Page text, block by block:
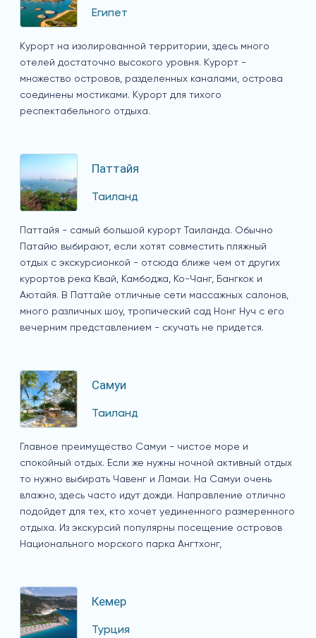
Египет
Курорт на изолированной территории, здесь много
отелей достаточно высокого уровня. Курорт -
множество островов, разделенных каналами, острова
соединены мостиками. Курорт для тихого
респектабельного отдыха.
Паттайя
Таиланд
Паттайя - самый большой курорт Таиланда. Обычно
Патайю выбирают, если хотят совместить пляжный
отдых с экскурсионкой - отсюда ближе чем от других
курортов река Квай, Камбоджа, Ко-Чанг, Бангкок и
Аютайя. В Паттайе отличные сети массажных салонов,
много различных шоу, тропический сад Нонг Нуч с его
вечерним представлением - скучать не придется.
Самуи
Таиланд
Главное преимущество Самуи - чистое море и
спокойный отдых. Если же нужны ночной активный отдых
то нужно выбирать Чавенг и Ламаи. На Самуи очень
влажно, здесь часто идут дожди. Направление отлично
подойдет для тех, кто хочет уединенного размеренного
отдыха. Из экскурсий популярны посещение островов
Национального морского парка Ангтхонг,
Кемер
Турция